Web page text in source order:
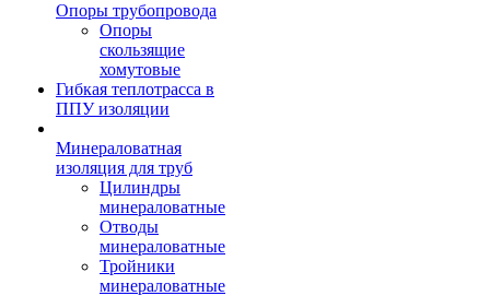
Опоры трубопровода
Опоры
скользящие
хомутовые
Гибкая теплотрасса в
ППУ изоляции
Минераловатная
изоляция для труб
Цилиндры
минераловатные
Отводы
минераловатные
Тройники
минераловатные